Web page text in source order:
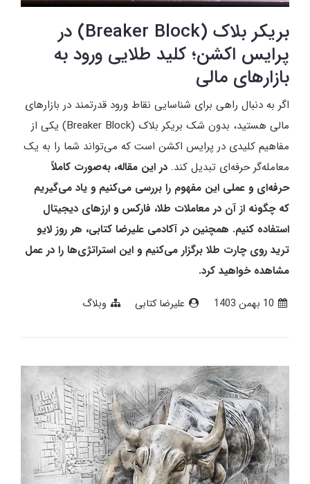
بریکر بلاک (Breaker Block) در
پرایس اکشن؛ کلید طلایی ورود به
بازارهای مالی
اگر به دنبال راهی برای شناسایی نقاط ورود قدرتمند در بازارهای
مالی هستید، بدون شک بریکر بلاک (Breaker Block) یکی از
مفاهیم کلیدی در پرایس اکشن است که می‌تواند شما را به یک
معامله‌گر حرفه‌ای تبدیل کند.در این مقاله، به‌صورت کاملاً
حرفه‌ای و عملی این مفهوم را بررسی می‌کنیم و یاد می‌گیریم
که چگونه از آن در معاملات طلا، فارکس و ارزهای دیجیتال
استفاده کنیم. همچنین در آکادمی علیرضا کتابی، هر روز لایو
ترید روی چارت طلا برگزار می‌کنیم و این استراتژی‌ها را در عمل
مشاهده خواهید کرد.
10 بهمن 1403 علیرضا کتابی وبلاگ